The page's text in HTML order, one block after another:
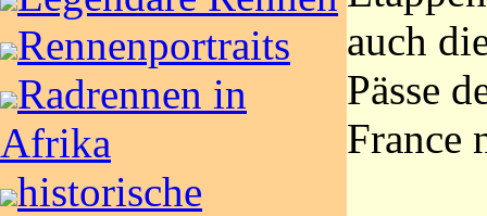
Rennenportraits
Radrennen in
Afrika
historische
auch
Pässe
France